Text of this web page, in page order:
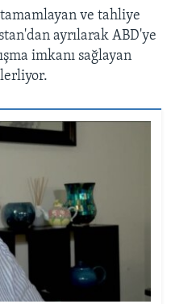
ve tahliye
ayrılarak ABD'ye
imkanı sağlayan